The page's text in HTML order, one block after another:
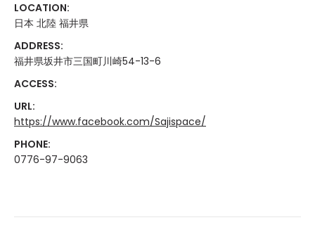
LOCATION:
日本 北陸 福井県
ADDRESS:
福井県坂井市三国町川崎54-13-6
ACCESS:
URL:
https://www.facebook.com/Sajispace/
PHONE:
0776-97-9063